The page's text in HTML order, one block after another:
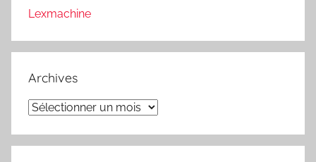
Lexmachine
Archives
Archives